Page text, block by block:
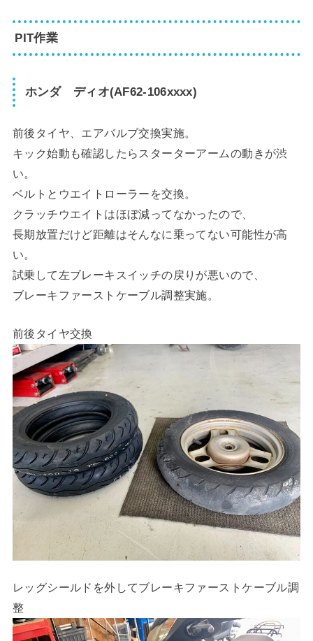
PIT作業
ホンダ ディオ(AF62-106xxxx)
前後タイヤ、エアバルブ交換実施。
キック始動も確認したらスターターアームの動きが渋
い。
ベルトとウエイトローラーを交換。
クラッチウエイトはほぼ減ってなかったので、
長期放置だけど距離はそんなに乗ってない可能性が高
い。
試乗して左ブレーキスイッチの戻りが悪いので、
ブレーキファーストケーブル調整実施。
前後タイヤ交換
レッグシールドを外してブレーキファーストケーブル調
整